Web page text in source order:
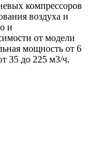
компрессоров
воздуха и
и
от модели
мощность от 6
35 до 225 м3/ч.